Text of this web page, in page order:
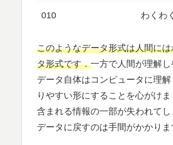
010 わくわく
このようなデータ形式は人間に
タ形式です．一方で人間が理解
データ自体はコンピュータに理
りやすい形にすることを心がけ
含まれる情報の一部が失われて
データに戻すのは手間がかかりま